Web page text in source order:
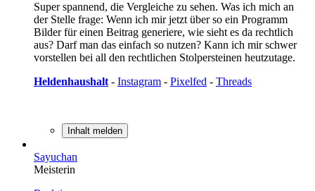
Super spannend, die Vergleiche zu sehen. Was ich mich an
der Stelle frage: Wenn ich mir jetzt über so ein Programm
Bilder für einen Beitrag generiere, wie sieht es da rechtlich
aus? Darf man das einfach so nutzen? Kann ich mir schwer
vorstellen bei all den rechtlichen Stolpersteinen heutzutage.
Heldenhaushalt- Instagram - Pixelfed - Threads
Inhalt melden
Sayuchan
Meisterin